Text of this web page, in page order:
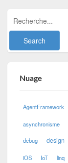
Nuage
AgentFramework
asynchronisme
debug design
iOS IoT linq